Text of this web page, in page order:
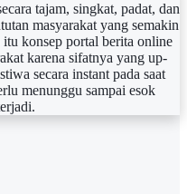
tajam, singkat, padat, dan
masyarakat yang semakin
konsep portal berita online
karena sifatnya yang up-
secara instant pada saat
menunggu sampai esok